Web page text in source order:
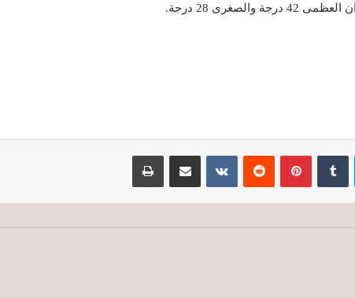
لينكدإن بينتيريست
محافظ الغربية يصدر قرارا بتعيين المستشار
أحمد صلاح محرم مستشارا قانونيا للمحافظة